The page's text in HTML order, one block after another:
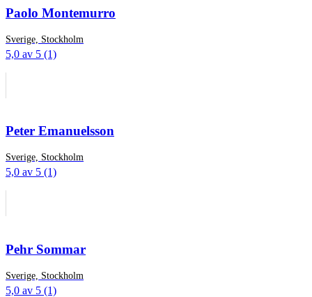
Paolo Montemurro
Sverige, Stockholm
5,0 av 5 (1)
Peter Emanuelsson
Sverige, Stockholm
5,0 av 5 (1)
Pehr Sommar
Sverige, Stockholm
5,0 av 5 (1)